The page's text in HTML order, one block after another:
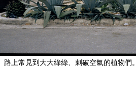
路上常見到大大綠綠、刺破空氣的植物們。